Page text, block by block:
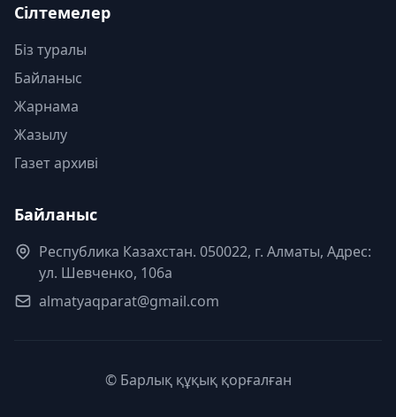
Сілтемелер
Біз туралы
Байланыс
Жарнама
Жазылу
Газет архиві
Байланыс
Республика Казахстан. 050022, г. Алматы, Адрес:
ул. Шевченко, 106а
almatyaqparat@gmail.com
© Барлық құқық қорғалған